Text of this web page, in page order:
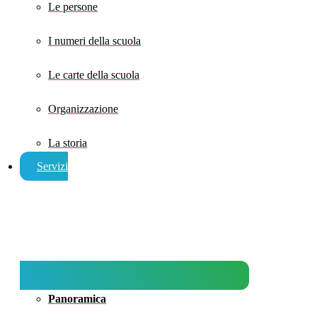
Le persone
I numeri della scuola
Le carte della scuola
Organizzazione
La storia
Servizi
Panoramica